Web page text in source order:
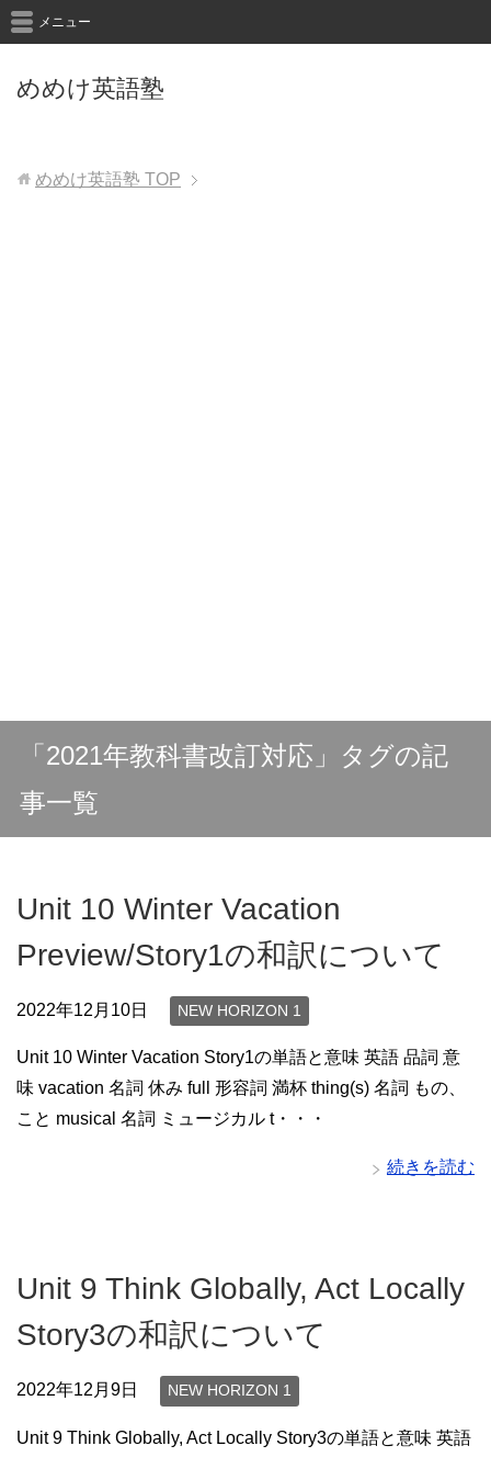
めめけ英語塾
メニュー
めめけ英語塾 TOP
「2021年教科書改訂対応」タグの記
事一覧
Unit 10 Winter Vacation
Preview/Story1の和訳について
2022年12月10日 NEW HORIZON 1
Unit 10 Winter Vacation Story1の単語と意味 英語 品詞 意
味 vacation 名詞 休み full 形容詞 満杯 thing(s) 名詞 もの、
こと musical 名詞 ミュージカル t・・・
続きを読む
Unit 9 Think Globally, Act Locally
Story3の和訳について
2022年12月9日 NEW HORIZON 1
Unit 9 Think Globally, Act Locally Story3の単語と意味 英語